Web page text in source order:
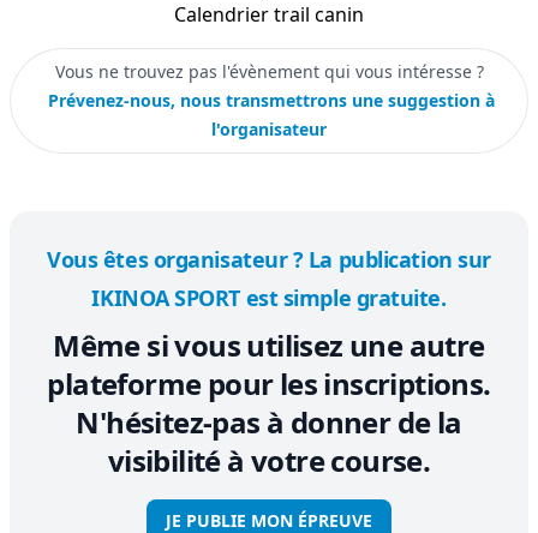
Calendriertrail canin
Vous ne trouvez pas l'évènement qui vous intéresse ?
Prévenez-nous, nous transmettrons une suggestion à
l'organisateur
Vous êtes organisateur ? La publication sur
IKINOA SPORT est simple gratuite.
Même si vous utilisez une autre
plateforme pour les inscriptions.
N'hésitez-pas à donner de la
visibilité à votre course.
JE PUBLIE MON ÉPREUVE